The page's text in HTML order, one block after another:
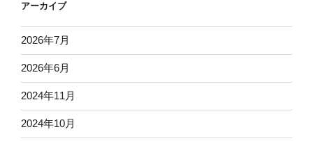
アーカイブ
2026年7月
2026年6月
2024年11月
2024年10月